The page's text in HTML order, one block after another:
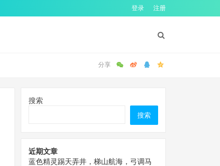
登录 注册
搜索
搜索
近期文章
蓝色精灵踢天弄井，梯山航海，弓调马